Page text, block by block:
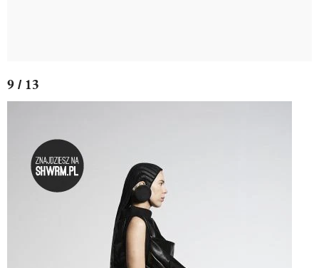
9 / 13